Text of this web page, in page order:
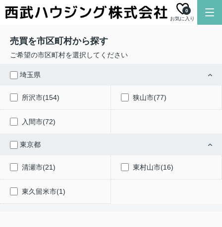
お気に入り
0
売買を市区町村から探す
ご希望の市区町村を選択してください
埼玉県
所沢市(154) 狭山市(77)
入間市(72)
東京都
清瀬市(21) 東村山市(16)
東久留米市(1)